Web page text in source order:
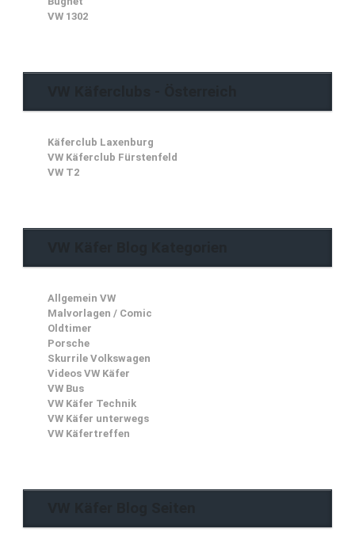
VW 1302
Käferclub Laxenburg
VW Käferclub Fürstenfeld
VW T2
Allgemein VW
Malvorlagen / Comic
Oldtimer
Porsche
Skurrile Volkswagen
Videos VW Käfer
VW Bus
VW Käfer Technik
VW Käfer unterwegs
VW Käfertreffen